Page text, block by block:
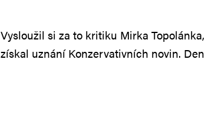
Vysloužil si za to kritiku Mirka
získal uznání Konzervativních novin.